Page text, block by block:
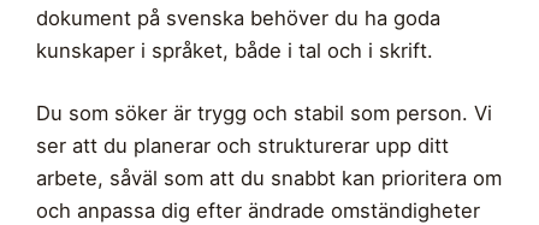
dokument på svenska behöver du ha goda
kunskaper i språket, både i tal och i skrift.
Du som söker är trygg och stabil som person. Vi
ser att du planerar och strukturerar upp ditt
arbete, såväl som att du snabbt kan prioritera om
och anpassa dig efter ändrade omständigheter